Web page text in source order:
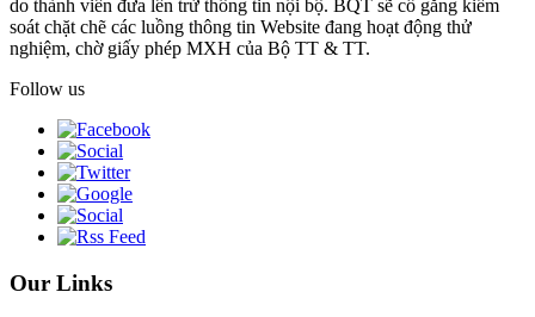
do thành viên đưa lên trừ thông tin nội bộ. BQT sẽ cố gắng kiểm
soát chặt chẽ các luồng thông tin Website đang hoạt động thử
nghiệm, chờ giấy phép MXH của Bộ TT & TT.
Follow us
Our Links